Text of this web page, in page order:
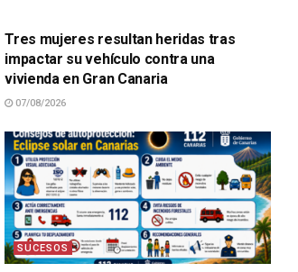
Tres mujeres resultan heridas tras
impactar su vehículo contra una
vivienda en Gran Canaria
07/08/2026
SUCESOS